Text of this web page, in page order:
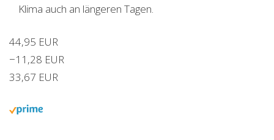
Klima auch an längeren Tagen.
44,95 EUR
−11,28 EUR
33,67 EUR